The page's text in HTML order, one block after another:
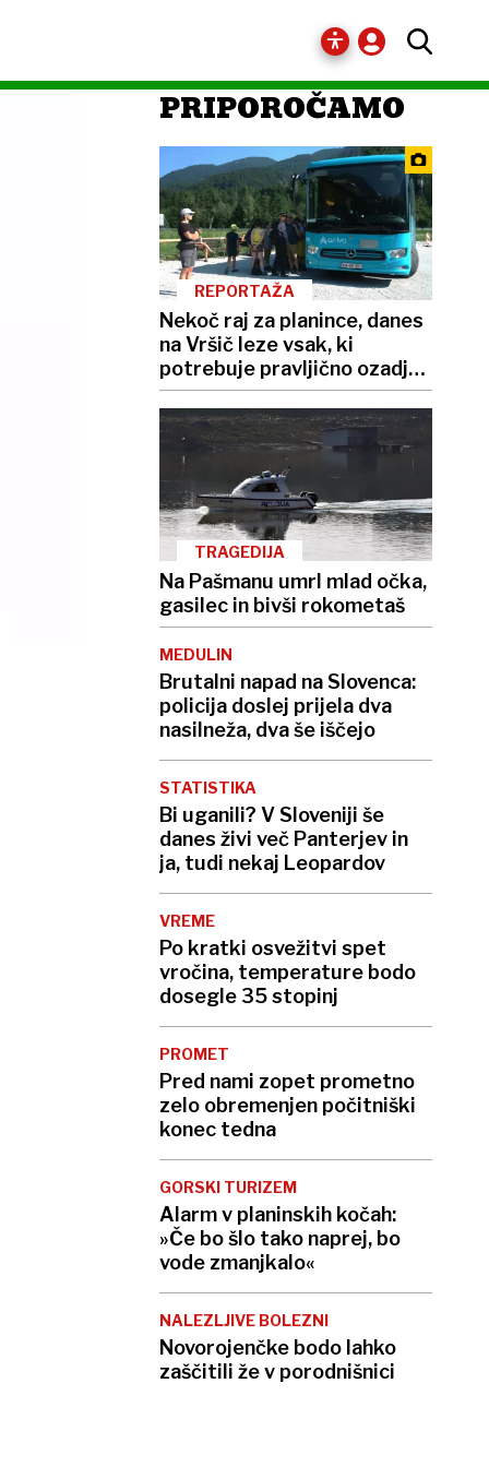
PRIPOROČAMO
REPORTAŽA
Nekoč raj za planince, danes
na Vršič leze vsak, ki
potrebuje pravljično ozadje
za selfi
TRAGEDIJA
Na Pašmanu umrl mlad očka,
gasilec in bivši rokometaš
MEDULIN
Brutalni napad na Slovenca:
policija doslej prijela dva
nasilneža, dva še iščejo
STATISTIKA
Bi uganili? V Sloveniji še
danes živi več Panterjev in
ja, tudi nekaj Leopardov
VREME
Po kratki osvežitvi spet
vročina, temperature bodo
dosegle 35 stopinj
PROMET
Pred nami zopet prometno
zelo obremenjen počitniški
konec tedna
GORSKI TURIZEM
Alarm v planinskih kočah:
»Če bo šlo tako naprej, bo
vode zmanjkalo«
NALEZLJIVE BOLEZNI
Novorojenčke bodo lahko
zaščitili že v porodnišnici